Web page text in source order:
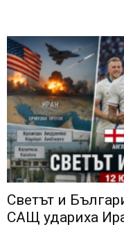
Светът и
САЩ удариха